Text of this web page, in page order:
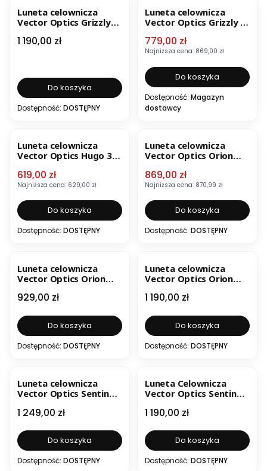
Luneta celownicza
Vector Optics Grizzly
SCOM-48
Cena
1 190,00 zł
Do koszyka
Dostępność: DOSTĘPNY
Luneta celownicza
Vector Optics Grizzly 3-
SCOM-09
Cena promocyjna
779,00 zł
Najniższa cena: 869,00 zł
Do koszyka
Dostępność: Magazyn
dostawcy
Luneta celownicza
Vector Optics Hugo 3-
SFP FMC SCOM-31
Cena promocyjna
619,00 zł
Najniższa cena: 629,00 zł
Do koszyka
Dostępność: DOSTĘPNY
Luneta celownicza
Vector Optics Orion
SFP SCOL-57
Cena promocyjna
869,00 zł
Najniższa cena: 870,99 zł
Do koszyka
Dostępność: DOSTĘPNY
Luneta celownicza
Vector Optics Orion
SFP SCOL-63
Cena
929,00 zł
Do koszyka
Dostępność: DOSTĘPNY
Luneta celownicza
Vector Optics Orion
HD SCFF-61
Cena
1 190,00 zł
Do koszyka
Dostępność: DOSTĘPNY
Luneta celownicza
Vector Optics Sentinel
Cena
1 249,00 zł
Do koszyka
Dostępność: DOSTĘPNY
Luneta Celownicza
Vector Optics Sentinel
SCOL-61
Cena
1 190,00 zł
Do koszyka
Dostępność: DOSTĘPNY